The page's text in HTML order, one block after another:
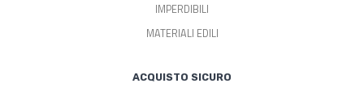
IMPERDIBILI
MATERIALI EDILI
ACQUISTO SICURO